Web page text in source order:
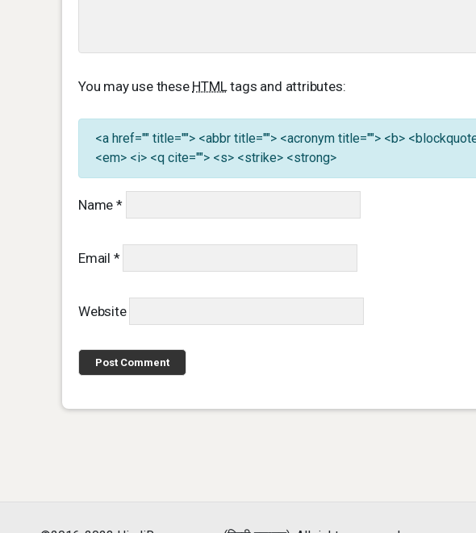
You may use these HTML tags and attributes:
<a href="" title=""> <abbr title=""> <acronym title=""> <b>
<em> <i> <q cite=""> <s> <strike> <strong>
Name *
Email *
Website